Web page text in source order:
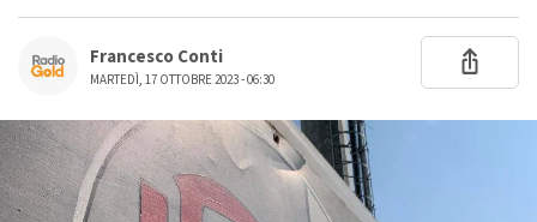
Francesco Conti
MARTEDÌ, 17 OTTOBRE 2023 - 06:30